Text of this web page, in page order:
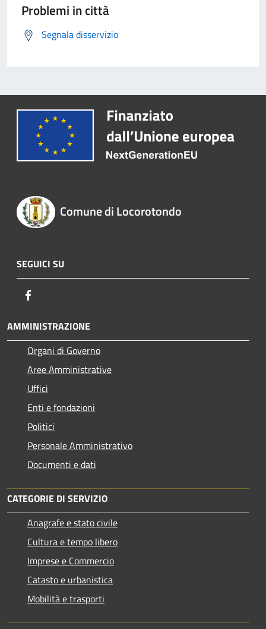
Problemi in città
Segnala disservizio
Comune di Locorotondo
SEGUICI SU
AMMINISTRAZIONE
Organi di Governo
Aree Amministrative
Uffici
Enti e fondazioni
Politici
Personale Amministrativo
Documenti e dati
CATEGORIE DI SERVIZIO
Anagrafe e stato civile
Cultura e tempo libero
Imprese e Commercio
Catasto e urbanistica
Mobilità e trasporti